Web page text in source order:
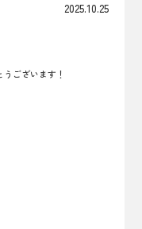
2025.10.25
ございます！